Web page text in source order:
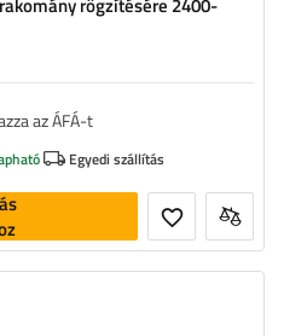
az ÁFÁ-t
Egyedi szállítás